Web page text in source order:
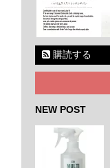
購読する
NEW POST